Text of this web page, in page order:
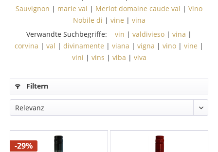
Sauvignon | marie val | Merlot domaine caude val | Vino
Nobile di | vine | vina
Verwandte Suchbegriffe:
vin | valdivieso | vina |
corvina | val | divinamente | viana | vigna | vino | vine |
vini | vins | viba | viva
Filtern
-29%